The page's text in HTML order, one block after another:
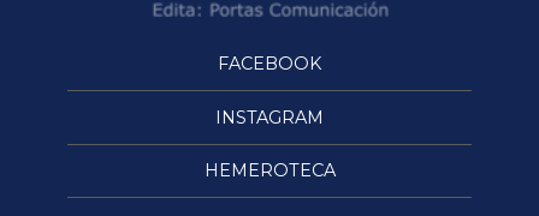
FACEBOOK
INSTAGRAM
HEMEROTECA